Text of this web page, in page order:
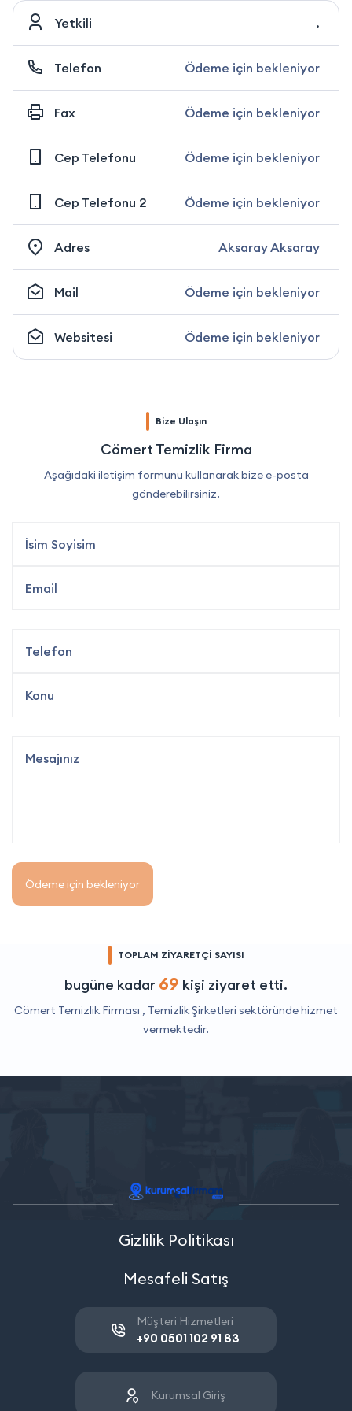
Yetkili .
Telefon Ödeme için bekleniyor
Fax Ödeme için bekleniyor
Cep Telefonu Ödeme için bekleniyor
Cep Telefonu 2 Ödeme için bekleniyor
Adres Aksaray Aksaray
Mail Ödeme için bekleniyor
Websitesi Ödeme için bekleniyor
Bize Ulaşın
Cömert Temizlik Firma
Aşağıdaki iletişim formunu kullanarak bize e-posta
gönderebilirsiniz.
Ödeme için bekleniyor
TOPLAM ZİYARETÇİ SAYISI
bugüne kadar 69 kişi ziyaret etti.
Cömert Temizlik Firması , Temizlik Şirketleri sektöründe hizmet
vermektedir.
Gizlilik Politikası
Mesafeli Satış
Müşteri Hizmetleri
+90 0501 102 91 83
Kurumsal Giriş